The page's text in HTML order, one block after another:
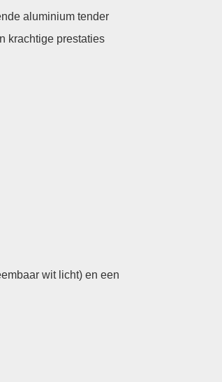
aluminium tender
krachtige prestaties
wit licht) en een